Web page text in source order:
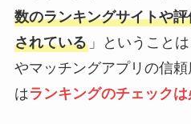
数のランキングサイトや
されている」ということ
やマッチングアプリの信
はランキングのチェック